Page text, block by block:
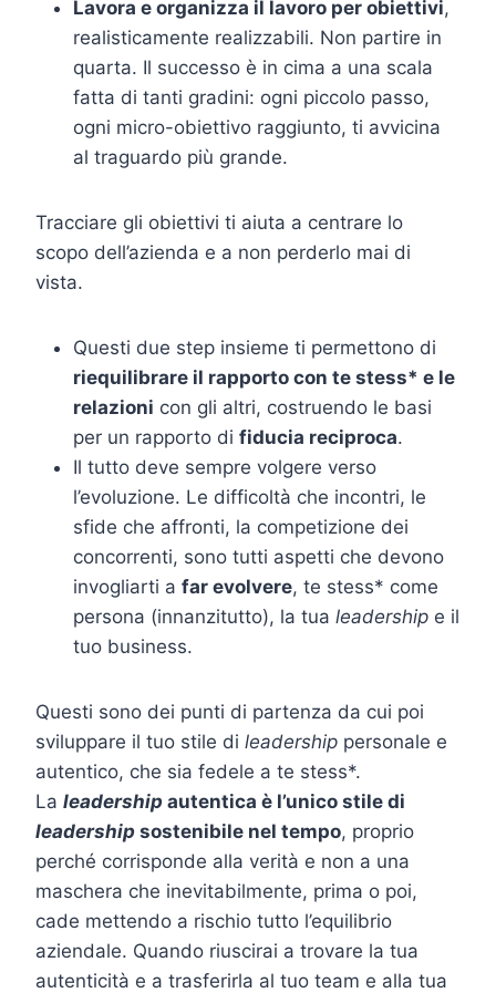
Lavora e organizza il lavoro per obiettivi,
realisticamente realizzabili. Non partire in
quarta. Il successo è in cima a una scala
fatta di tanti gradini: ogni piccolo passo,
ogni micro-obiettivo raggiunto, ti avvicina
al traguardo più grande.
Tracciare gli obiettivi ti aiuta a centrare lo
scopo dell’azienda e a non perderlo mai di
vista.
Questi due step insieme ti permettono di
riequilibrare il rapporto con te stess* e le
relazioni con gli altri, costruendo le basi
per un rapporto di fiducia reciproca.
Il tutto deve sempre volgere verso
l’evoluzione. Le difficoltà che incontri, le
sfide che affronti, la competizione dei
concorrenti, sono tutti aspetti che devono
invogliarti a far evolvere, te stess* come
persona (innanzitutto), la tua leadership e il
tuo business.
Questi sono dei punti di partenza da cui poi
sviluppare il tuo stile di leadership personale e
autentico, che sia fedele a te stess*.
La leadership autentica è l’unico stile di
leadership sostenibile nel tempo, proprio
perché corrisponde alla verità e non a una
maschera che inevitabilmente, prima o poi,
cade mettendo a rischio tutto l’equilibrio
aziendale. Quando riuscirai a trovare la tua
autenticità e a trasferirla al tuo team e alla tua